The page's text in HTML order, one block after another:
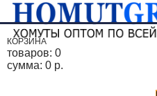
КОРЗИНА
товаров: 0
сумма: 0 р.